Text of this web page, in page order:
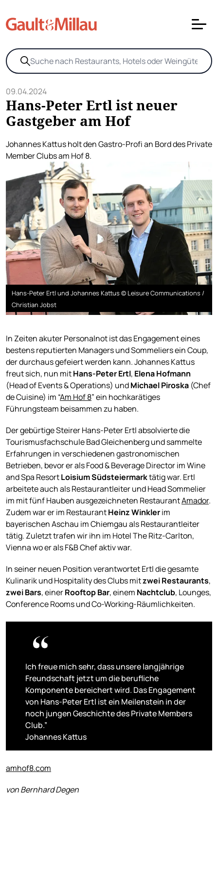
09.04.2024
Hans-Peter Ertl ist neuer
Gastgeber am Hof
Johannes Kattus holt den Gastro-Profi an Bord des Private
Member Clubs am Hof 8.
Hans-Peter Ertl und Johannes Kattus © Leisure Communications /
Christian Jobst
In Zeiten akuter Personalnot ist das Engagement eines
bestens reputierten Managers und Sommeliers ein Coup,
der durchaus gefeiert werden kann. Johannes Kattus
freut sich, nun mitHans-Peter Ertl, Elena Hofmann
(Head of Events & Operations) undMichael Piroska (Chef
de Cuisine) im “Am Hof 8” ein hochkarätiges
Führungsteam beisammen zu haben.
Der gebürtige Steirer Hans-Peter Ertl absolvierte die
Tourismusfachschule Bad Gleichenberg und sammelte
Erfahrungen in verschiedenen gastronomischen
Betrieben, bevor er als Food & Beverage Director im Wine
and Spa ResortLoisium Südsteiermarktätig war. Ertl
arbeitete auch als Restaurantleiter und Head Sommelier
im mit fünf Hauben ausgezeichneten RestaurantAmador.
Zudem war er im RestaurantHeinz Winklerim
bayerischen Aschau im Chiemgau als Restaurantleiter
tätig. Zuletzt trafen wir ihn im Hotel The Ritz-Carlton,
Vienna wo er als F&B Chef aktiv war.
In seiner neuen Position verantwortet Ertl die gesamte
Kulinarik und Hospitality des Clubs mitzwei Restaurants,
zwei Bars, einerRooftop Bar, einem Nachtclub, Lounges,
Conference Rooms und Co-Working-Räumlichkeiten.
Ich freue mich sehr, dass unsere langjährige
Freundschaft jetzt um die berufliche
Komponente bereichert wird. Das Engagement
von Hans-Peter Ertl ist ein Meilenstein in der
noch jungen Geschichte des Private Members
Club.”
Johannes Kattus
amhof8.com
von Bernhard Degen